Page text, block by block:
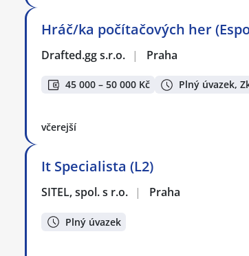
Hráč/ka počítačových her
Drafted.gg s.r.o. | Praha
45 000 – 50 000 Kč Plný úvazek,
včerejší
It Specialista (L2)
SITEL, spol. s r.o. | Praha
Plný úvazek